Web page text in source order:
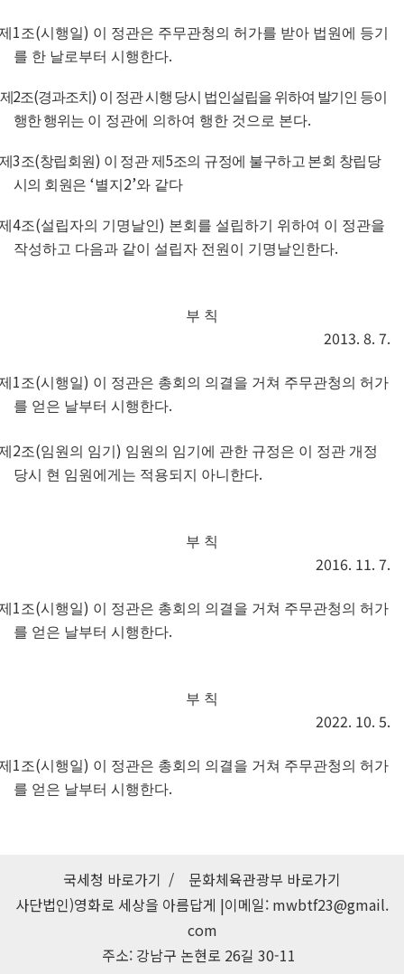
1조(시행일) 이 정관은 주무관청의 허가를 받아 법원에 등기
를 한 날로부터 시행한다.
제 2조(경과조치 ) 이 정관 시행 당시 법인설립을 위하여 발기인 등이
행한 행위는 이 정관에 의하여 행한 것으로 본다.
3조(창립회원) 이 정관 제 5조의 규정에 불구하고 본회 창립당
시의 회원은 ‘별지 2’와 같다
4조(설립자의 기명날인) 본회를 설립하기 위하여 이 정관을
작성하고 다음과 같이 설립자 전원이 기명날인한다.
부 칙
2013. 8. 7.
1조(시행일) 이 정관은 총회의 의결을 거쳐 주무관청의 허가
를 얻은 날부터 시행한다.
2조(임원의 임기 ) 임원의 임기에 관한 규정은 이 정관 개정
당시 현 임원에게는 적용되지 아니한다.
부 칙
2016. 11. 7.
1조(시행일) 이 정관은 총회의 의결을 거쳐 주무관청의 허가
를 얻은 날부터 시행한다.
부 칙
2022. 10. 5.
1조(시행일) 이 정관은 총회의 의결을 거쳐 주무관청의 허가
를 얻은 날부터 시행한다.
국세청 바로가기 / 문화체육관광부 바로가기
사단법인)영화로 세상을 아름답게 |이메일: mwbtf23@gmail.
com
주소: 강남구 논현로 26길 30-11